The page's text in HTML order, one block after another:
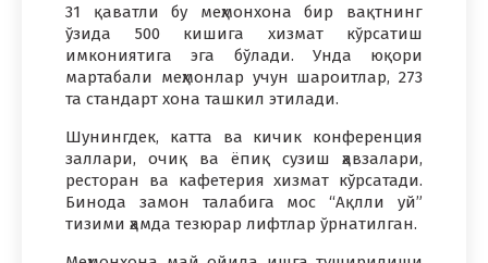
31 қаватли бу меҳмонхона бир вақтнинг
ўзида 500 кишига хизмат кўрсатиш
имкониятига эга бўлади. Унда юқори
мартабали меҳмонлар учун шароитлар, 273
та стандарт хона ташкил этилади.
Шунингдек, катта ва кичик конференция
заллари, очиқ ва ёпиқ сузиш ҳавзалари,
ресторан ва кафетерия хизмат кўрсатади.
Бинода замон талабига мос “Ақлли уй”
тизими ҳамда тезюрар лифтлар ўрнатилган.